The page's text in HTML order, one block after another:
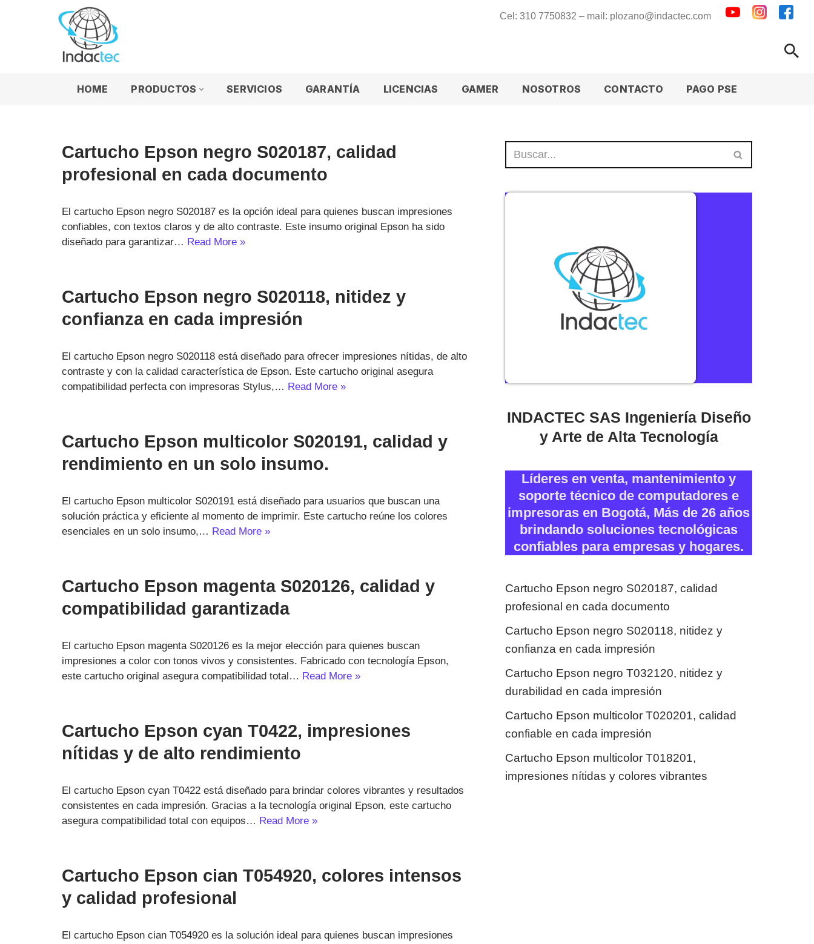
Cel: 310 7750832 – mail: plozano@indactec.com
HOME PRODUCTOS SERVICIOS GARANTÍA LICENCIAS GAMER NOSOTROS CONTACTO PAGO PSE
Cartucho Epson negro S020187, calidad
profesional en cada documento
El cartucho Epson negro S020187 es la opción ideal para quienes buscan impresiones
confiables, con textos claros y de alto contraste. Este insumo original Epson ha sido
diseñado para garantizar… Read More »
Cartucho Epson negro S020118, nitidez y
confianza en cada impresión
El cartucho Epson negro S020118 está diseñado para ofrecer impresiones nítidas, de alto
contraste y con la calidad característica de Epson. Este cartucho original asegura
compatibilidad perfecta con impresoras Stylus,… Read More »
Cartucho Epson multicolor S020191, calidad y
rendimiento en un solo insumo.
El cartucho Epson multicolor S020191 está diseñado para usuarios que buscan una
solución práctica y eficiente al momento de imprimir. Este cartucho reúne los colores
esenciales en un solo insumo,… Read More »
Cartucho Epson magenta S020126, calidad y
compatibilidad garantizada
El cartucho Epson magenta S020126 es la mejor elección para quienes buscan
impresiones a color con tonos vivos y consistentes. Fabricado con tecnología Epson,
este cartucho original asegura compatibilidad total… Read More »
Cartucho Epson cyan T0422, impresiones
nítidas y de alto rendimiento
El cartucho Epson cyan T0422 está diseñado para brindar colores vibrantes y resultados
consistentes en cada impresión. Gracias a la tecnología original Epson, este cartucho
asegura compatibilidad total con equipos… Read More »
Cartucho Epson cian T054920, colores intensos
y calidad profesional
El cartucho Epson cian T054920 es la solución ideal para quienes buscan impresiones
INDACTEC SAS Ingeniería Diseño
y Arte de Alta Tecnología
Líderes en venta, mantenimiento y
soporte técnico de computadores e
impresoras en Bogotá, Más de 26 años
brindando soluciones tecnológicas
confiables para empresas y hogares.
Cartucho Epson negro S020187, calidad
profesional en cada documento
Cartucho Epson negro S020118, nitidez y
confianza en cada impresión
Cartucho Epson negro T032120, nitidez y
durabilidad en cada impresión
Cartucho Epson multicolor T020201, calidad
confiable en cada impresión
Cartucho Epson multicolor T018201,
impresiones nítidas y colores vibrantes